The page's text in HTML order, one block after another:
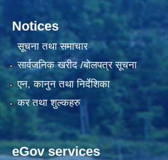
Notices
सूचना तथा समाचार
सार्वजनिक खरीद /बोलपत्र सूचना
एन, कानुन तथा निर्देशिका
कर तथा शुल्कहरु
eGov services